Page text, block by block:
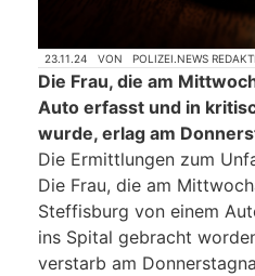
23.11.24 VON POLIZEI.NEWS
Die Frau, die am
Auto erfasst und in
wurde, erlag am
Die Ermittlungen zum
Die Frau, die am
Steffisburg von einem
ins Spital gebracht
verstarb am